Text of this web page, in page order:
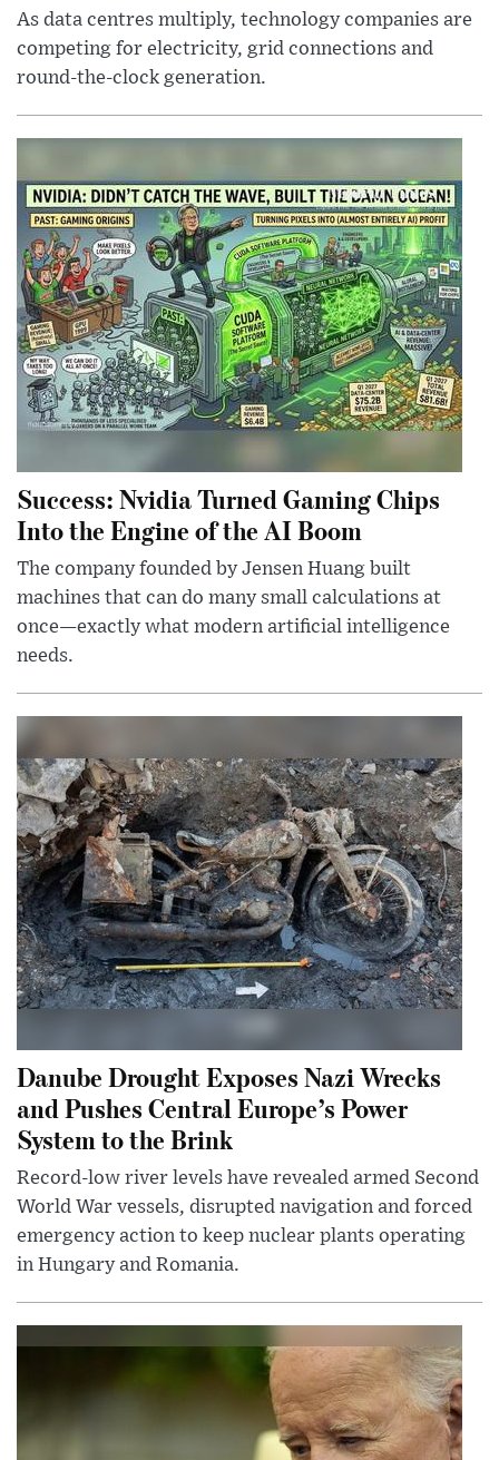
As data centres multiply, technology companies are
competing for electricity, grid connections and
round-the-clock generation.
Success: Nvidia Turned Gaming Chips
Into the Engine of the AI Boom
The company founded by Jensen Huang built
machines that can do many small calculations at
once—exactly what modern artificial intelligence
needs.
Danube Drought Exposes Nazi Wrecks
and Pushes Central Europe’s Power
System to the Brink
Record-low river levels have revealed armed Second
World War vessels, disrupted navigation and forced
emergency action to keep nuclear plants operating
in Hungary and Romania.